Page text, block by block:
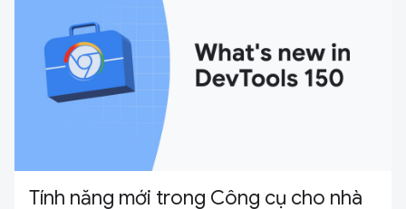
Tính năng mới trong Công cụ cho nhà